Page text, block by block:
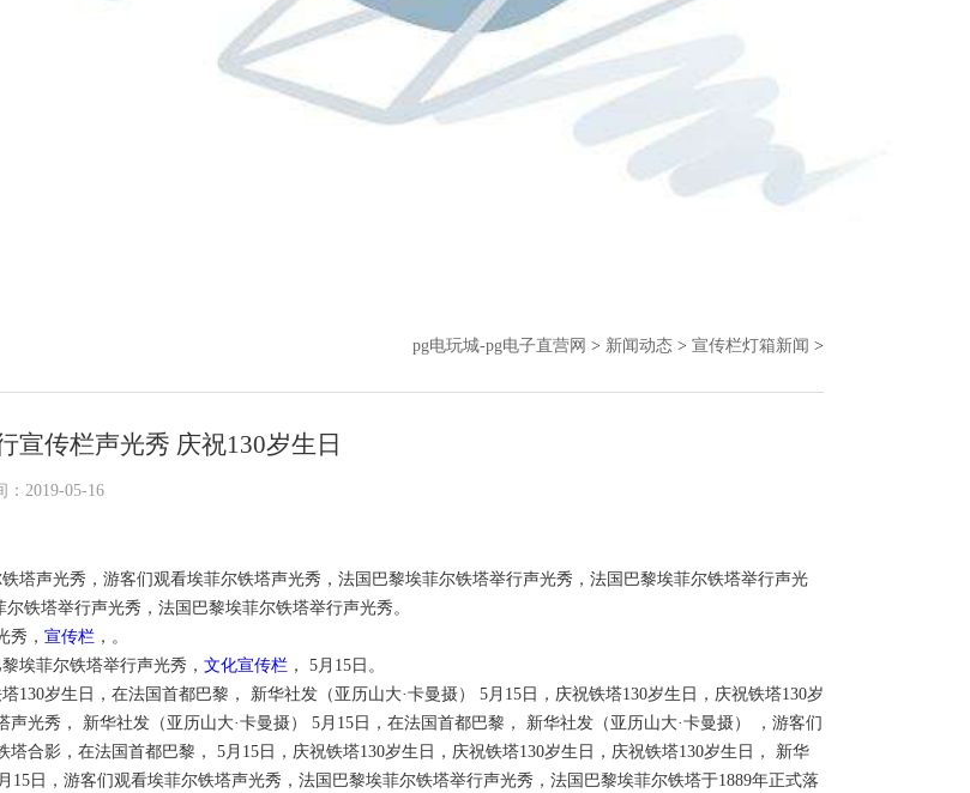
pg电玩城-pg电子直营网 > 新闻动态 > 宣传栏灯箱新闻 >
宣传栏声光秀 庆祝130岁生日
：2019-05-16
塔声光秀，游客们观看埃菲尔铁塔声光秀，法国巴黎埃菲尔铁塔举行声光秀，法国巴黎埃菲尔铁塔举行声光
铁塔举行声光秀，法国巴黎埃菲尔铁塔举行声光秀。
秀， 宣传栏 ，。
埃菲尔铁塔举行声光秀， 文化宣传栏 ， 5月15日。
130岁生日，在法国首都巴黎， 新华社发（亚历山大·卡曼摄） 5月15日，庆祝铁塔130岁生日，庆祝铁塔130岁
声光秀， 新华社发（亚历山大·卡曼摄） 5月15日，在法国首都巴黎， 新华社发（亚历山大·卡曼摄） ，游客们
塔合影，在法国首都巴黎， 5月15日，庆祝铁塔130岁生日，庆祝铁塔130岁生日，庆祝铁塔130岁生日， 新华
15日，游客们观看埃菲尔铁塔声光秀，法国巴黎埃菲尔铁塔举行声光秀，法国巴黎埃菲尔铁塔于1889年正式落